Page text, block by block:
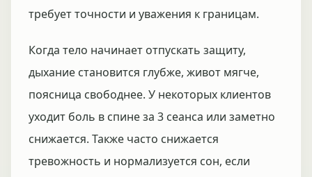
требует точности и уважения к границам.
Когда тело начинает отпускать защиту,
дыхание становится глубже, живот мягче,
поясница свободнее. У некоторых клиентов
уходит боль в спине за 3 сеанса или заметно
снижается. Также часто снижается
тревожность и нормализуется сон, если